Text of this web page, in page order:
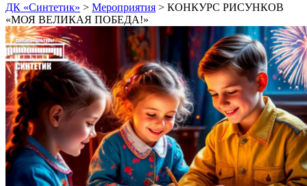
ДК «Синтетик» > Мероприятия > КОНКУРС РИСУНКОВ
«МОЯ ВЕЛИКАЯ ПОБЕДА!»